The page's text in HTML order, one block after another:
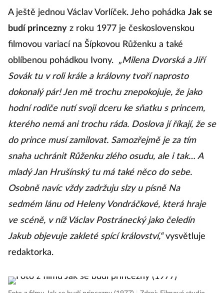
A ještě jednou Václav Vorlíček. Jeho pohádka Jak se
budí princezny z roku 1977 je československou
filmovou variací na Šípkovou Růženku a také
oblíbenou pohádkou Ivony.
„Milena Dvorská a Jiří
Sovák tu v roli krále a královny tvoří naprosto
dokonalý pár! Jen mě trochu znepokojuje, že jako
hodní rodiče nutí svoji dceru ke sňatku s princem,
kterého nemá ani trochu ráda. Doslova jí říkají, že se
do prince musí zamilovat. Samozřejmě je za tím
snaha uchránit Růženku zlého osudu, ale i tak… A
mladý Jan Hrušínský tu má také něco do sebe.
Osobně navíc vždy zadržuju slzy u písně Na
sedmém lánu od Heleny Vondráčkové, která hraje
ve scéně, v níž Václav Postránecký jako čeledín
Jakub objevuje zakleté spící království,“vysvětluje
redaktorka.